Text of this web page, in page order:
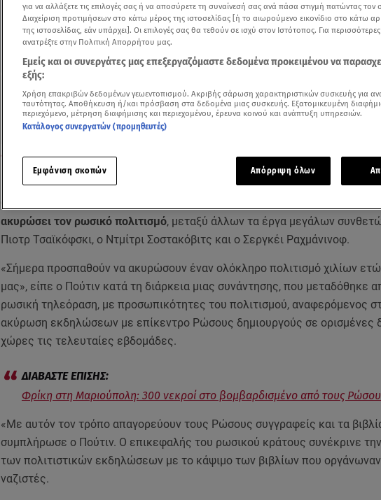
Δείτε περισσότερα άρθρα μας στα αποτελέσματα αναζήτησης
Add star.gr on Google
Κεντρικό δελτίο ειδήσεων Star
Ο πρόεδρος της Ρωσίας
ακυρώσει τον ρωσικό πολιτισμό, μεταξύ άλλων τα έργα μεγάλων
Πιοτρ Τσαϊκόφσκι, ο Ντμίτρι Σοστακόβιτς και ο Σεργκέι Ραχμάνινοφ.
«Σήμερα προσπαθούν να ακυρώσουν έναν ολόκληρο πολιτισμό χιλίων
μας», είπε ο Πούτιν κατά τη διάρκεια μιας συνάντησης, που μεταδόθηκε
ρωσική τηλεόραση, με προσωπικότητες του πολιτισμού, αναφερόμενος
ακύρωση εκδηλώσεων με επίκεντρο Ρώσους δημιουργούς σε ορισμένες
χώρες τις τελευταίες εβδομάδες.
Φρίκη στη Μαριούπολη: 300 νεκροί στο βομβαρδισμένο από τους
«Με αυτόν τον τρόπο απαγορεύουν τους Ρώσους συγγραφείς και τα
συμπλήρωσε ο Πούτιν. Ο επικεφαλής του ρωσικού κράτους συνέκρινε
των πολιτιστικών εκδηλώσεων με το κάψιμο των βιβλίων που οργάνωναν
ναζιστές.
για να αλλάξετε τις επιλογές σας ή να αποσύρετε τη συναίνεσή σας ανά πάσα στιγμή πατώντας τον
Διαχείριση προτιμήσεων στο κάτω μέρος της ιστοσελίδας [ή το αιωρούμενο εικονίδιο στο κάτω
της ιστοσελίδας, εάν υπάρχει]. Οι επιλογές σας θα τεθούν σε ισχύ στον Ιστότοπος. Για
ανατρέξτε στην Πολιτική Απορρήτου μας.
Εμείς και οι συνεργάτες μας επεξεργαζόμαστε δεδομένα προκειμένου να
εξής:
Χρήση επακριβών δεδομένων γεωεντοπισμού. Ακριβής σάρωση χαρακτηριστικών συσκευής για
ταυτότητας. Αποθήκευση ή/και πρόσβαση στα δεδομένα μιας συσκευής. Εξατομικευμένη
περιεχόμενο, μέτρηση διαφήμισης και περιεχομένου, έρευνα κοινού και ανάπτυξη υπηρεσιών.
Κατάλογος συνεργατών (προμηθευτές)
Εμφάνιση σκοπών Απόρριψη όλων